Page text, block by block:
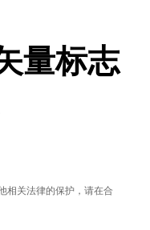
量标志
相关法律的保护，请在合